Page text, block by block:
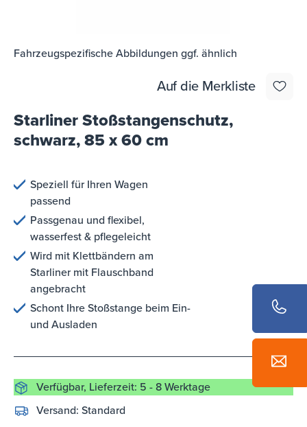
Fahrzeugspezifische Abbildungen ggf. ähnlich
Auf die Merkliste
Starliner Stoßstangenschutz,
schwarz, 85 x 60 cm
Speziell für Ihren Wagen
passend
Passgenau und flexibel,
wasserfest & pflegeleicht
Wird mit Klettbändern am
Starliner mit Flauschband
angebracht
Schont Ihre Stoßstange beim Ein-
und Ausladen
Verfügbar, Lieferzeit: 5 - 8 Werktage
Versand: Standard